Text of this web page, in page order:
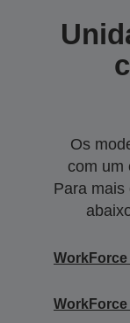
Os
com um
Para mais
WorkForce
WorkForce